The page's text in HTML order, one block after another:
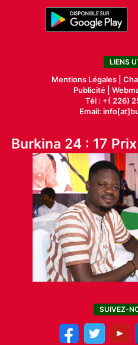
LIENS
Mentions Légales |
Publicité|
Tél : +( 226)
Email:
Burkina 24 : 17
SUIVEZ-